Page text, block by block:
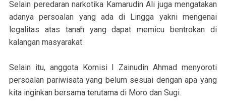
Selain peredaran narkotika Kamarudin Ali juga mengatakan
adanya persoalan yang ada di Lingga yakni mengenai
legalitas atas tanah yang dapat memicu bentrokan di
kalangan masyarakat.
Selain itu, anggota Komisi I Zainudin Ahmad menyoroti
persoalan pariwisata yang belum sesuai dengan apa yang
kita inginkan bersama terutama di Moro dan Sugi.